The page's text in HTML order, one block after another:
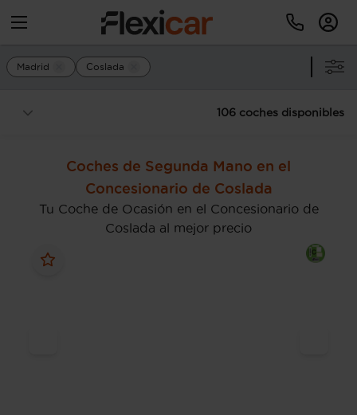
Madrid Coslada
106 coches disponibles
Coches de Segunda Mano en el
Concesionario de Coslada
Tu Coche de Ocasión en el Concesionario de
Coslada al mejor precio